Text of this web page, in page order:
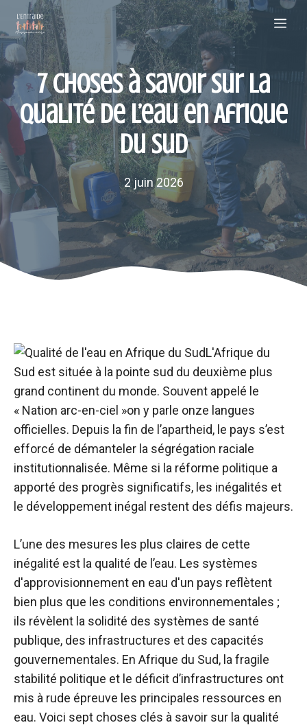
au
contenu
7 choses à savoir sur la
qualité de l’eau en Afrique
du Sud
2 juin 2026
L'Afrique du
Sud est située à la pointe sud du deuxième plus
grand continent du monde. Souvent appelé le
« Nation arc-en-ciel »on y parle onze langues
officielles. Depuis la fin de l’apartheid, le pays s’est
efforcé de démanteler la ségrégation raciale
institutionnalisée. Même si la réforme politique a
apporté des progrès significatifs, les inégalités et
le développement inégal restent des défis majeurs.
L’une des mesures les plus claires de cette
inégalité est la qualité de l’eau. Les systèmes
d'approvisionnement en eau d'un pays reflètent
bien plus que les conditions environnementales ;
ils révèlent la solidité des systèmes de santé
publique, des infrastructures et des capacités
gouvernementales. En Afrique du Sud, la fragile
stabilité politique et le déficit d’infrastructures ont
mis à rude épreuve les principales ressources en
eau. Voici sept choses clés à savoir sur la qualité